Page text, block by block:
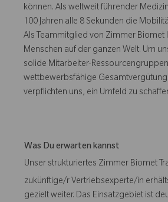
können. Als weltweit führender
100 Jahren alle 8 Sekunden die
Als Teammitglied von Zimmer Biomet
Menschen auf der ganzen Welt. Um
solide Mitarbeiter-
wettbewerbsfähige
verpflichten uns, ein Umfeld zu
Was Du erwarten kannst
Unser strukturiertes Zimmer Biomet
zukünftige/r Vertriebsexperte/in
gezielt weiter. Das Einsatzgebiet ist